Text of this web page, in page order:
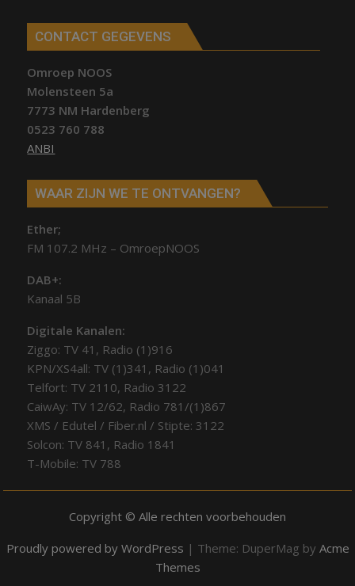
CONTACT GEGEVENS
Omroep NOOS
Molensteen 5a
7773 NM Hardenberg
0523 760 788
ANBI
WAAR ZIJN WE TE ONTVANGEN?
Ether;
FM 107.2 MHz – OmroepNOOS
DAB+:
Kanaal 5B
Digitale Kanalen:
Ziggo: TV 41, Radio (1)916
KPN/XS4all: TV (1)341, Radio (1)041
Telfort: TV 2110, Radio 3122
CaiwAy: TV 12/62, Radio 781/(1)867
XMS / Edutel / Fiber.nl / Stipte: 3122
Solcon: TV 841, Radio 1841
T-Mobile: TV 788
Copyright © Alle rechten voorbehouden
Proudly powered by WordPress | Theme: DuperMag by Acme
Themes